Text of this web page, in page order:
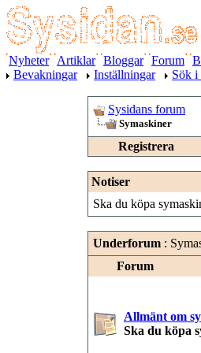
Nyheter Artiklar Bloggar Forum
Bevakningar
Inställningar Sök i
Sysidans forum
Symaskiner
Registrera
Notiser
Ska du köpa
Underforum :
Forum
Allmänt om
Ska du köpa